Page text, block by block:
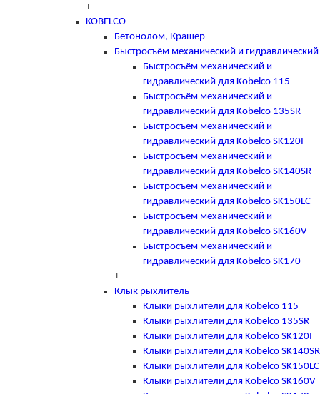
+
KOBELCO
Бетонолом, Крашер
Быстросъём механический и гидравлический
Быстросъём механический и
гидравлический для Kobelco 115
Быстросъём механический и
гидравлический для Kobelco 135SR
Быстросъём механический и
гидравлический для Kobelco SK120I
Быстросъём механический и
гидравлический для Kobelco SK140SR
Быстросъём механический и
гидравлический для Kobelco SK150LC
Быстросъём механический и
гидравлический для Kobelco SK160V
Быстросъём механический и
гидравлический для Kobelco SK170
+
Клык рыхлитель
Клыки рыхлители для Kobelco 115
Клыки рыхлители для Kobelco 135SR
Клыки рыхлители для Kobelco SK120I
Клыки рыхлители для Kobelco SK140SR
Клыки рыхлители для Kobelco SK150LC
Клыки рыхлители для Kobelco SK160V